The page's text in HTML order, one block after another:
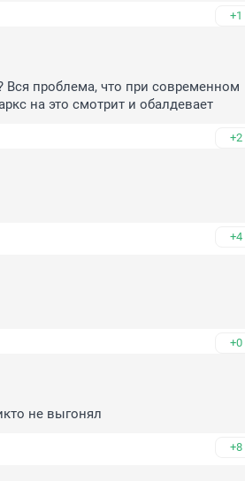
+1
Вся проблема, что при современном
на это смотрит и обалдевает
+2
+4
+0
не выгонял
+8